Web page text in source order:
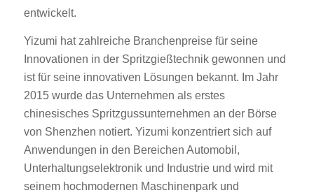
entwickelt.
Yizumi hat zahlreiche Branchenpreise für seine
Innovationen in der Spritzgießtechnik gewonnen und
ist für seine innovativen Lösungen bekannt. Im Jahr
2015 wurde das Unternehmen als erstes
chinesisches Spritzgussunternehmen an der Börse
von Shenzhen notiert. Yizumi konzentriert sich auf
Anwendungen in den Bereichen Automobil,
Unterhaltungselektronik und Industrie und wird mit
seinem hochmodernen Maschinenpark und